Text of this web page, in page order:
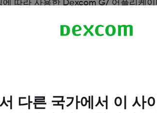
따라 사용한 Dexcom G7 어플리케
다른 국가에서 이 사